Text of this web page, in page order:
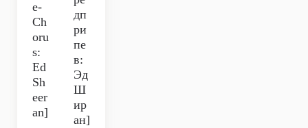
e-
Ch
oru
s:
Ed
Sh
eer
an]
дп
ри
пе
в:
Эд
Ш
ир
ан]